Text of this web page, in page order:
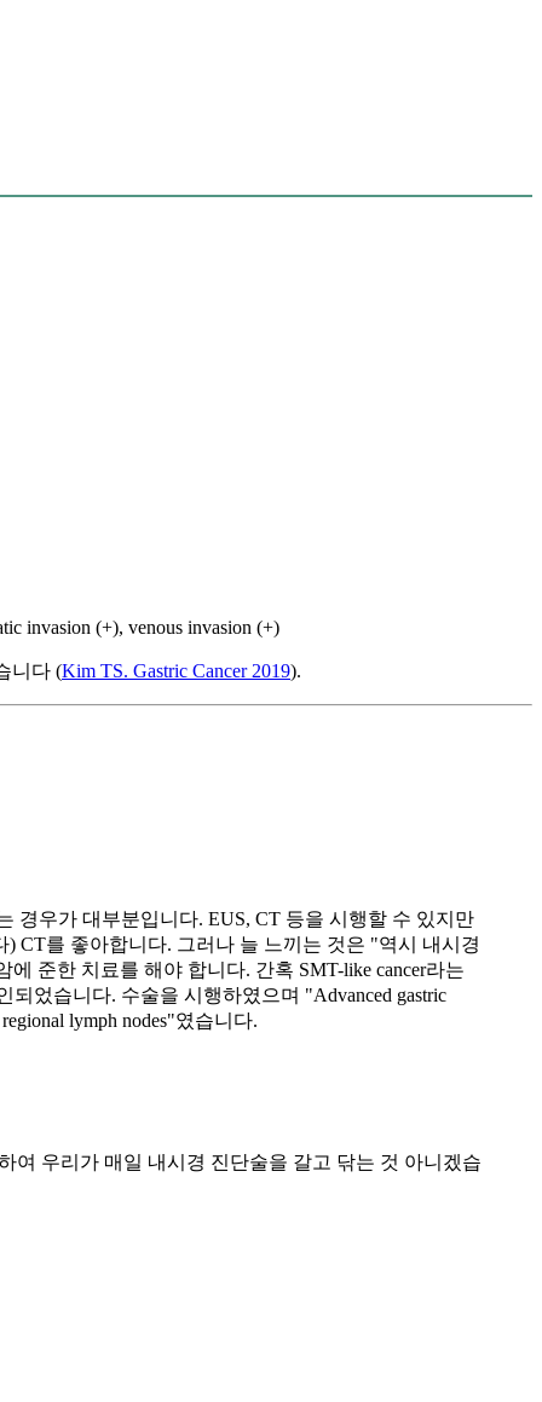
invasion (+), venous invasion (+)
니다 (Kim TS. Gastric Cancer 2019).
경우가 대부분입니다. EUS, CT 등을 시행할 수 있지만
CT를 좋아합니다. 그러나 늘 느끼는 것은 "역시 내시경
준한 치료를 해야 합니다. 간혹 SMT-like cancer라는
었습니다. 수술을 시행하였으며 "Advanced gastric
regional lymph nodes"였습니다.
여 우리가 매일 내시경 진단술을 갈고 닦는 것 아니겠습